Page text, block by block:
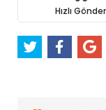
Hızlı